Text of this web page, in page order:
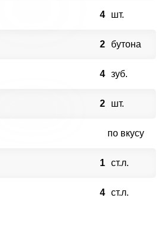
4 шт.
2 бутона
4 зуб.
2 шт.
по вкусу
1 ст.л.
4 ст.л.